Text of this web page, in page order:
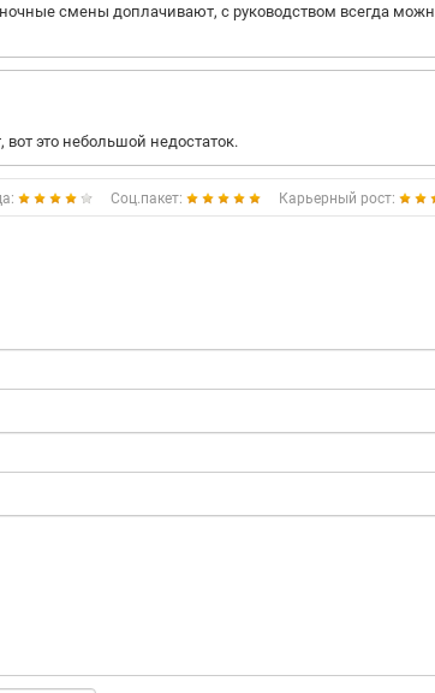
смены доплачивают, с руководством всегда
это небольшой недостаток.
Соц.пакет: Карьерный рост: